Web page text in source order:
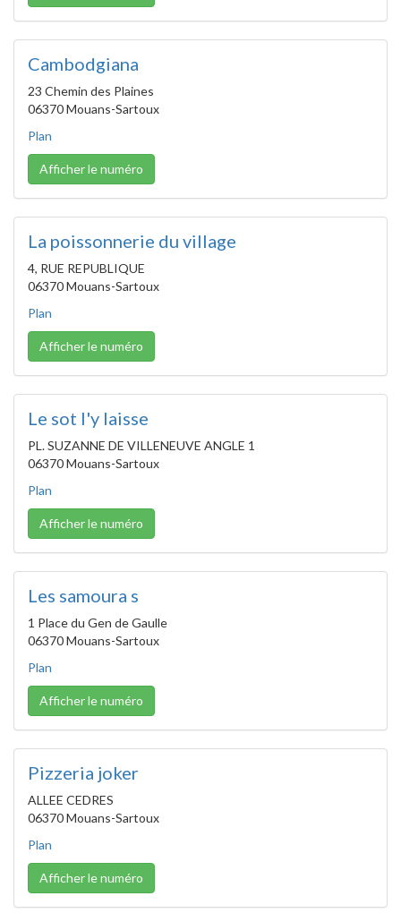
Cambodgiana
23 Chemin des Plaines
06370 Mouans-Sartoux
Plan
Afficher le numéro
La poissonnerie du village
4, RUE REPUBLIQUE
06370 Mouans-Sartoux
Plan
Afficher le numéro
Le sot l'y laisse
PL. SUZANNE DE VILLENEUVE ANGLE 1
06370 Mouans-Sartoux
Plan
Afficher le numéro
Les samoura s
1 Place du Gen de Gaulle
06370 Mouans-Sartoux
Plan
Afficher le numéro
Pizzeria joker
ALLEE CEDRES
06370 Mouans-Sartoux
Plan
Afficher le numéro